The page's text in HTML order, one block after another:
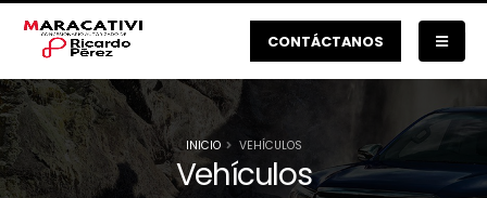
CONTÁCTANOS
Vehículos
INICIO VEHÍCULOS